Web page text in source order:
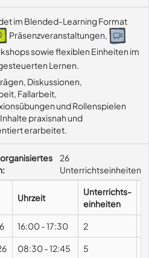
im Blended-Learning Format
Präsenzveranstaltungen,
sowie flexiblen Einheiten im
Lernen.
Diskussionen,
Fallarbeit,
und Rollenspielen
praxisnah und
erarbeitet.
26
Unterrichtseinheiten
Uhrzeit
Unterrichts-
einheiten
16:00-17:30 2
08:30-12:45 5